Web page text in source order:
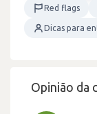
Red flags
Dicas para
Opinião da